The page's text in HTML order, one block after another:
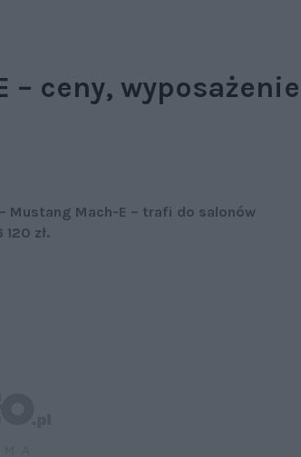
– ceny,
Mustang Mach-E – trafi do salonów
zł.